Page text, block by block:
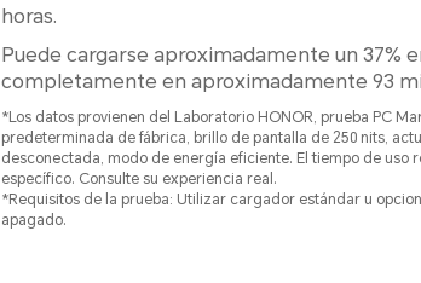
horas.
Puede cargarse aproximadamente un 37%
completamente en aproximadamente 93
*Los datos provienen del Laboratorio HONOR, prueba PC
predeterminada de fábrica, brillo de pantalla de 250 nits,
desconectada, modo de energía eficiente. El tiempo de uso
específico. Consulte su experiencia real.
*Requisitos de la prueba: Utilizar cargador estándar u
apagado.